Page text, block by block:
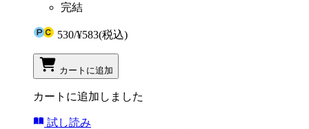
完結
530/¥583(税込)
カートに追加
カートに追加しました
試し読み